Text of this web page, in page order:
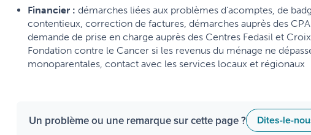
Financier : démarches liées aux problèmes d’acomptes, de
contentieux, correction de factures, démarches auprès des
demande de prise en charge auprès des Centres Fedasil et
Fondation contre le Cancer si les revenus du ménage ne
monoparentales, contact avec les services locaux et régionaux
Un problème ou une remarque sur cette page ? Dites-le-